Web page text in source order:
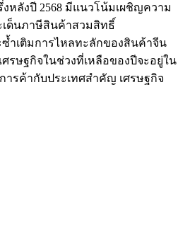
หลังปี 2568 มีแนวโน้มเผชิญความ
เด็นภาษีสินค้าสวมสิทธิ์
ซ้ำเติมการไหลทะลักของสินค้าจีน
รษฐกิจในช่วงที่เหลือของปีจะอยู่ใน
ารค้ากับประเทศสำคัญ เศรษฐกิจ